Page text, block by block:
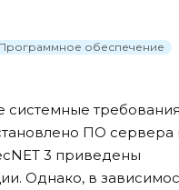
Программное обеспечение
системные
ПО сервера
3 приведены
Однако, в